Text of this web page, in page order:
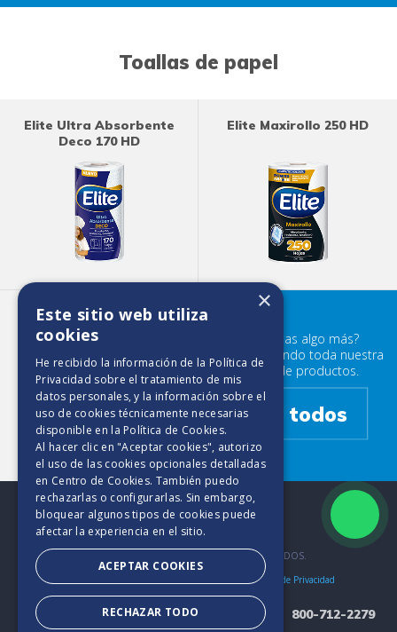
Toallas de papel
Elite Ultra Absorbente
Deco 170 HD
Elite Maxirollo 250 HD
Elite Maxirollo 450 HD
¿Buscabas algo más?
Prueba mirando toda nuestra
familia de productos.
Ver todos
2025. TODOS LOS DERECHOS RESERVADOS.
Políticas de Privacidad
800-712-2279
×
Este sitio web utiliza
cookies
He recibido la información de la Política de
Privacidad sobre el tratamiento de mis
datos personales, y la información sobre el
uso de cookies técnicamente necesarias
disponible en la Política de Cookies.
Al hacer clic en "Aceptar cookies", autorizo
el uso de las cookies opcionales detalladas
en Centro de Cookies. También puedo
rechazarlas o configurarlas. Sin embargo,
bloquear algunos tipos de cookies puede
afectar la experiencia en el sitio.
ACEPTAR COOKIES
RECHAZAR TODO